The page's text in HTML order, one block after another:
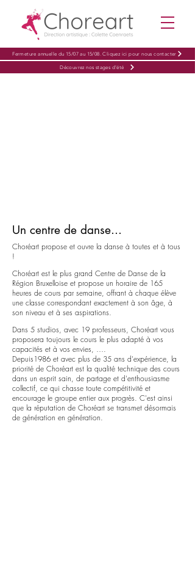
Fermeture annuelle du 15/07 au 15/08. Cliquez ici pour nous contacter
Découvrez nos stages d'été
Un centre de danse...
Choréart propose et ouvre la danse à toutes et à tous
!
Choréart est le plus grand Centre de Danse de la
Région Bruxelloise et propose un horaire de 165
heures de cours par semaine, offrant à chaque élève
une classe correspondant exactement à son âge, à
son niveau et à ses aspirations.
Dans 5 studios, avec 19 professeurs, Choréart vous
proposera toujours le cours le plus adapté à vos
capacités et à vos envies, ….
Depuis1986 et avec plus de 35 ans d'expérience, la
priorité de Choréart est la qualité technique des cours
dans un esprit sain, de partage et d'enthousiasme
collectif, ce qui chasse toute compétitivité et
encourage le groupe entier aux progrès. C'est ainsi
que la réputation de Choréart se transmet désormais
de génération en génération.